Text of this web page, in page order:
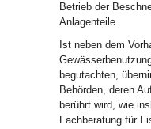
Betrieb der
Anlagenteile.
Ist neben dem
begutachten,
Behörden, deren
berührt wird, wie
Fachberatung für